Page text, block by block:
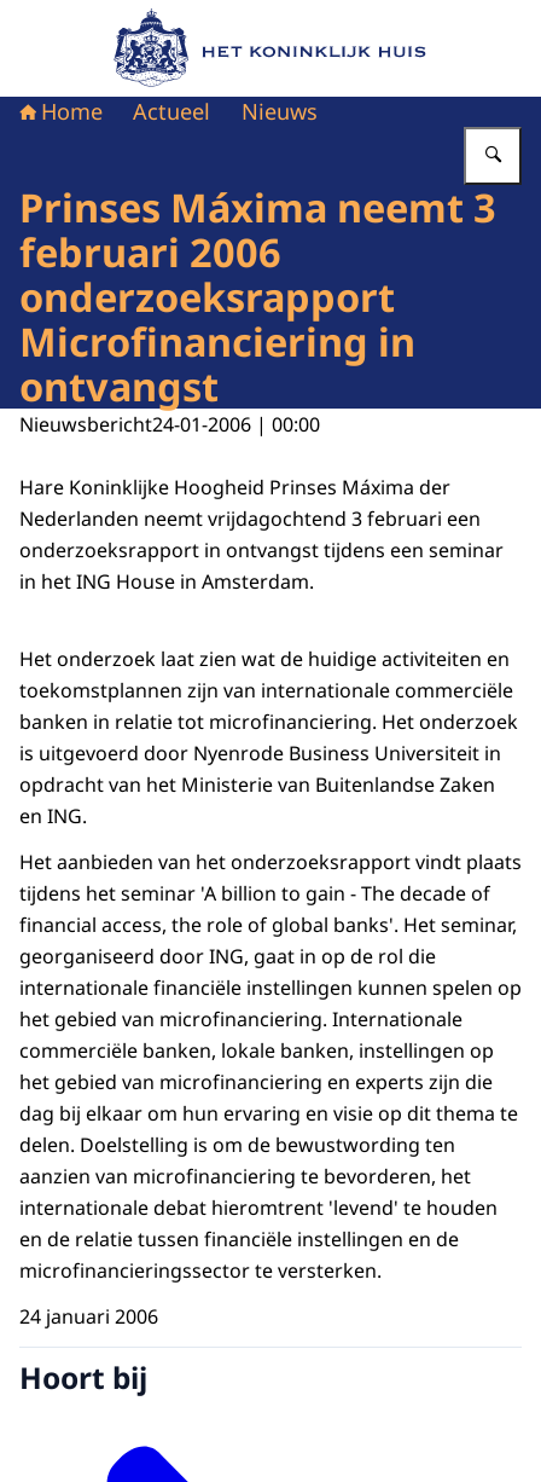
Naar de homepage van Het Koninklijk Huis
Home Actueel Nieuws
Prinses Máxima neemt 3
februari 2006
onderzoeksrapport
Microfinanciering in
ontvangst
Nieuwsbericht24-01-2006 | 00:00
Hare Koninklijke Hoogheid Prinses Máxima der
Nederlanden neemt vrijdagochtend 3 februari een
onderzoeksrapport in ontvangst tijdens een seminar
in het ING House in Amsterdam.
Het onderzoek laat zien wat de huidige activiteiten en
toekomstplannen zijn van internationale commerciële
banken in relatie tot microfinanciering. Het onderzoek
is uitgevoerd door Nyenrode Business Universiteit in
opdracht van het Ministerie van Buitenlandse Zaken
en ING.
Het aanbieden van het onderzoeksrapport vindt plaats
tijdens het seminar 'A billion to gain - The decade of
financial access, the role of global banks'. Het seminar,
georganiseerd door ING, gaat in op de rol die
internationale financiële instellingen kunnen spelen op
het gebied van microfinanciering. Internationale
commerciële banken, lokale banken, instellingen op
het gebied van microfinanciering en experts zijn die
dag bij elkaar om hun ervaring en visie op dit thema te
delen. Doelstelling is om de bewustwording ten
aanzien van microfinanciering te bevorderen, het
internationale debat hieromtrent 'levend' te houden
en de relatie tussen financiële instellingen en de
microfinancieringssector te versterken.
24 januari 2006
Hoort bij